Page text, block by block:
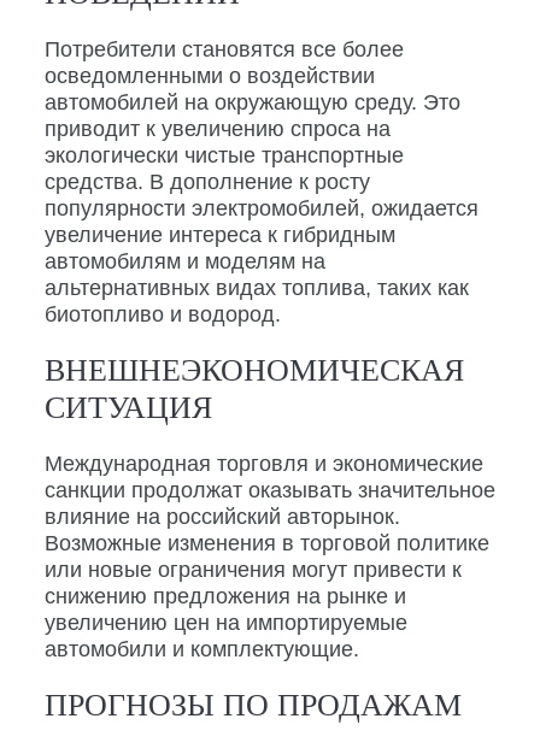
Потребители становятся все более
осведомленными о воздействии
автомобилей на окружающую среду. Это
приводит к увеличению спроса на
экологически чистые транспортные
средства. В дополнение к росту
популярности электромобилей, ожидается
увеличение интереса к гибридным
автомобилям и моделям на
альтернативных видах топлива, таких как
биотопливо и водород.
ВНЕШНЕЭКОНОМИЧЕСКАЯ
СИТУАЦИЯ
Международная торговля и экономические
санкции продолжат оказывать значительное
влияние на российский авторынок.
Возможные изменения в торговой политике
или новые ограничения могут привести к
снижению предложения на рынке и
увеличению цен на импортируемые
автомобили и комплектующие.
ПРОГНОЗЫ ПО ПРОДАЖАМ